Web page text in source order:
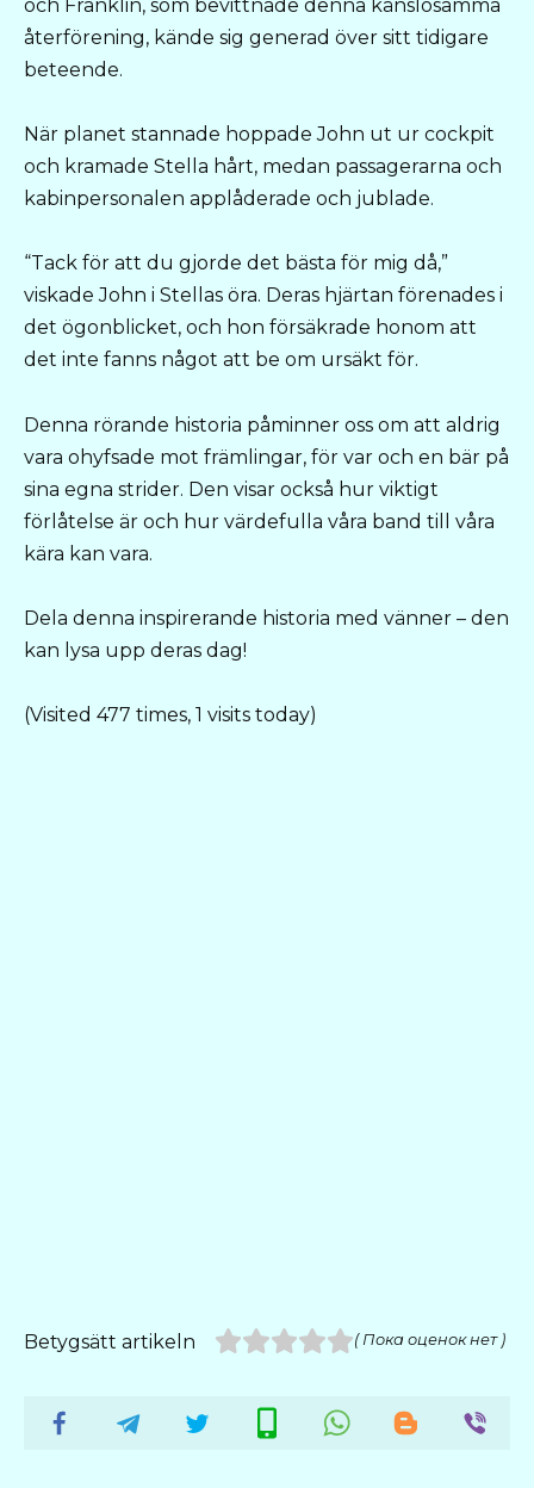
och Franklin, som bevittnade denna känslosamma
återförening, kände sig generad över sitt tidigare
beteende.
När planet stannade hoppade John ut ur cockpit
och kramade Stella hårt, medan passagerarna och
kabinpersonalen applåderade och jublade.
“Tack för att du gjorde det bästa för mig då,”
viskade John i Stellas öra. Deras hjärtan förenades i
det ögonblicket, och hon försäkrade honom att
det inte fanns något att be om ursäkt för.
Denna rörande historia påminner oss om att aldrig
vara ohyfsade mot främlingar, för var och en bär på
sina egna strider. Den visar också hur viktigt
förlåtelse är och hur värdefulla våra band till våra
kära kan vara.
Dela denna inspirerande historia med vänner – den
kan lysa upp deras dag!
(Visited 477 times, 1 visits today)
Betygsätt artikeln ( Пока оценок нет )